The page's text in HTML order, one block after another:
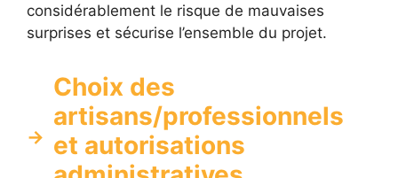
considérablement le risque de mauvaises
surprises et sécurise l’ensemble du projet.
Choix des
artisans/professionnels
et autorisations